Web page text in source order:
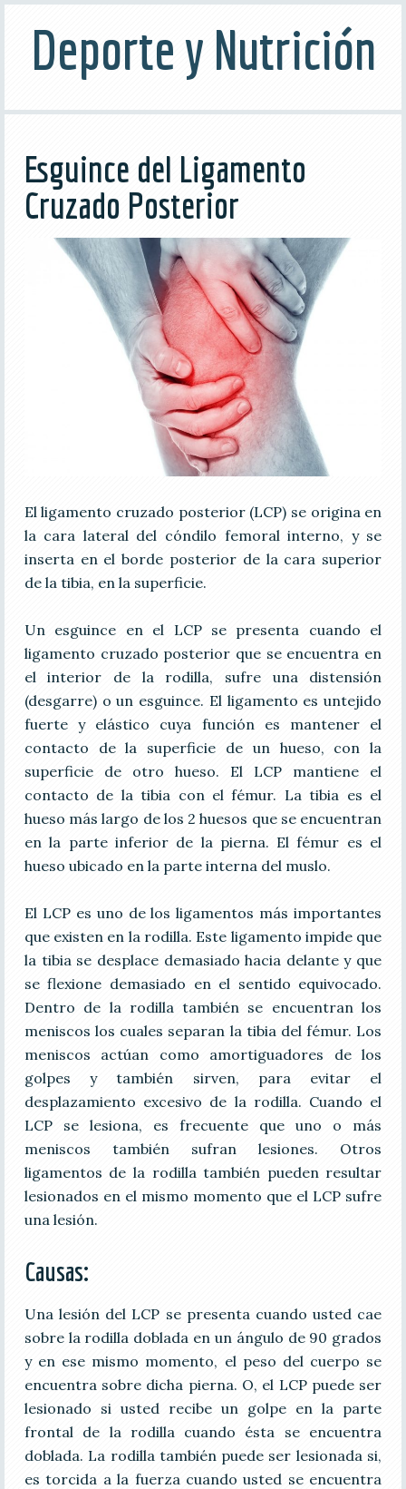
Deporte y Nutrición
Esguince del Ligamento
Cruzado Posterior
El ligamento cruzado posterior (LCP) se origina en
la cara lateral del cóndilo femoral interno, y se
inserta en el borde posterior de la cara superior
de la tibia, en la superficie.
Un esguince en el LCP se presenta cuando el
ligamento cruzado posterior que se encuentra en
el interior de la rodilla, sufre una distensión
(desgarre) o un esguince. El ligamento es untejido
fuerte y elástico cuya función es mantener el
contacto de la superficie de un hueso, con la
superficie de otro hueso. El LCP mantiene el
contacto de la tibia con el fémur. La tibia es el
hueso más largo de los 2 huesos que se encuentran
en la parte inferior de la pierna. El fémur es el
hueso ubicado en la parte interna del muslo.
El LCP es uno de los ligamentos más importantes
que existen en la rodilla. Este ligamento impide que
la tibia se desplace demasiado hacia delante y que
se flexione demasiado en el sentido equivocado.
Dentro de la rodilla también se encuentran los
meniscos los cuales separan la tibia del fémur. Los
meniscos actúan como amortiguadores de los
golpes y también sirven, para evitar el
desplazamiento excesivo de la rodilla. Cuando el
LCP se lesiona, es frecuente que uno o más
meniscos también sufran lesiones. Otros
ligamentos de la rodilla también pueden resultar
lesionados en el mismo momento que el LCP sufre
una lesión.
Causas:
Una lesión del LCP se presenta cuando usted cae
sobre la rodilla doblada en un ángulo de 90 grados
y en ese mismo momento, el peso del cuerpo se
encuentra sobre dicha pierna. O, el LCP puede ser
lesionado si usted recibe un golpe en la parte
frontal de la rodilla cuando ésta se encuentra
doblada. La rodilla también puede ser lesionada si,
es torcida a la fuerza cuando usted se encuentra